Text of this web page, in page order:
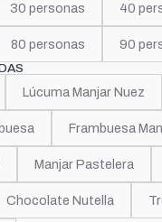
30 personas 40
80 personas 90
Lúcuma Manjar Nuez
Frambuesa
Manjar Pastelera
Chocolate Nutella